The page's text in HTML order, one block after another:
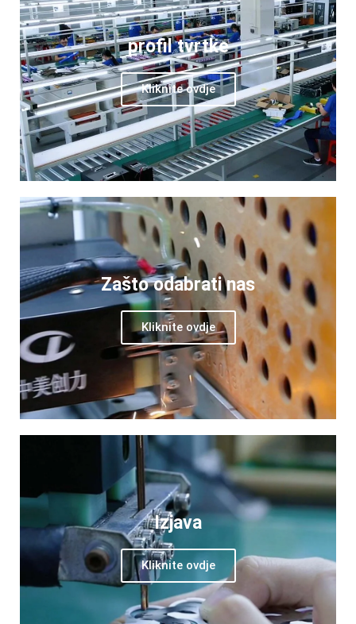
profil tvrtke
Kliknite ovdje
Zašto odabrati nas
Kliknite ovdje
Izjava
Kliknite ovdje